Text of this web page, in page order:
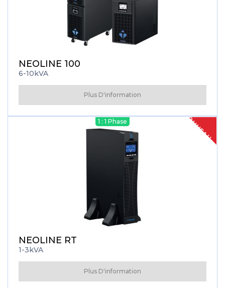
NEOLINE 100
6-10kVA
Plus D'information
NOUVEAU
1 : 1 Phase
NEOLINE RT
1-3kVA
Plus D'information